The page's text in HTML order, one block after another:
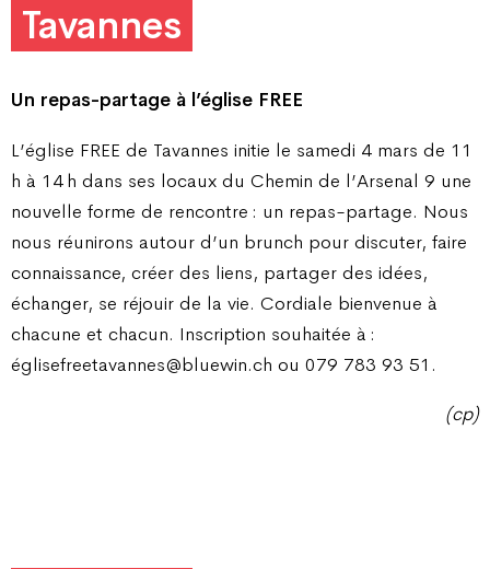
Tavannes
Un repas-partage à l’église FREE
L’église FREE de Tavannes initie le samedi 4 mars de 11
h à 14 h dans ses locaux du Chemin de l’Arsenal 9 une
nouvelle forme de rencontre : un repas-partage. Nous
nous réunirons autour d’un brunch pour discuter, faire
connaissance, créer des liens, partager des idées,
échanger, se réjouir de la vie. Cordiale bienvenue à
chacune et chacun. Inscription souhaitée à :
églisefreetavannes@bluewin.ch ou 079 783 93 51.
(cp)